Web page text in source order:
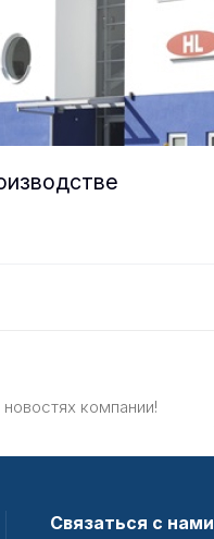
компании!
Связаться с нами